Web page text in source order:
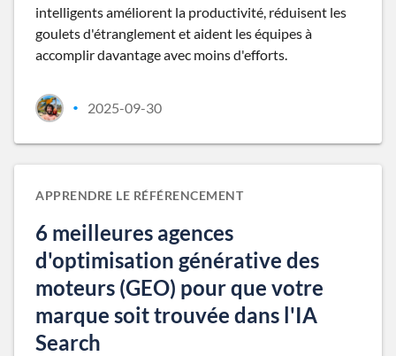
intelligents améliorent la productivité, réduisent les
goulets d'étranglement et aident les équipes à
accomplir davantage avec moins d'efforts.
• 2025-09-30
APPRENDRE LE RÉFÉRENCEMENT
6 meilleures agences
d'optimisation générative des
moteurs (GEO) pour que votre
marque soit trouvée dans l'IA
Search